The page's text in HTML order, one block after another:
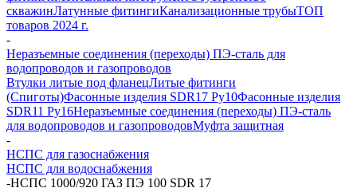
скважинЛатунные фитингиКанализационные трубыТОП
товаров 2024 г.
-
Неразъемные соединения (переходы) ПЭ-сталь для
водопроводов и газопроводов
Втулки литые под фланецЛитые фитинги
(Спиготы)Фасонные изделия SDR17 Ру10Фасонные изделия
SDR11 Ру16Неразъемные соединения (переходы) ПЭ-сталь
для водопроводов и газопроводовМуфта защитная
-
НСПС для газоснабжения
НСПС для водоснабжения
-НСПС 1000/920 ГАЗ ПЭ 100 SDR 17